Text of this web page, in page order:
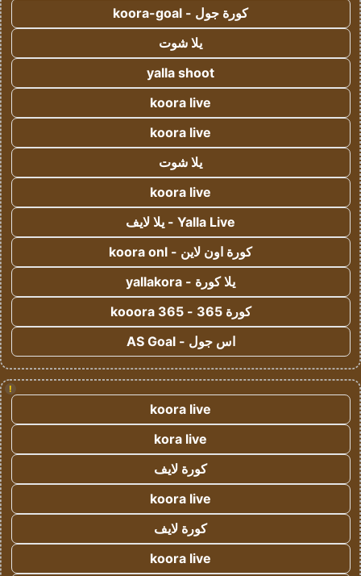
كورة جول - koora-goal
يلا شوت
yalla shoot
koora live
koora live
يلا شوت
koora live
Yalla Live - يلا لايف
كورة اون لاين - koora onl
يلا كورة - yallakora
كورة 365 - kooora 365
اس جول - AS Goal
!
koora live
kora live
كورة لايف
koora live
كورة لايف
koora live